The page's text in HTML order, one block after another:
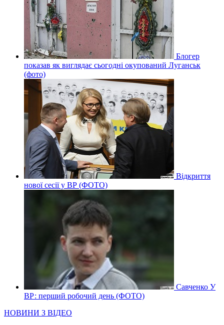
Блогер
показав як виглядає сьогодні окупований Луганськ
(фото)
Відкриття
нової сесії у ВР (ФОТО)
Савченко У
ВР: перший робочий день (ФОТО)
НОВИНИ З ВІДЕО